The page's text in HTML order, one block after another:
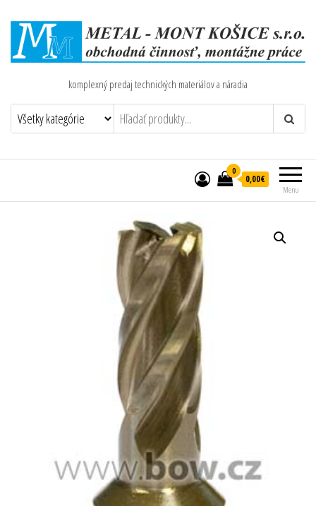
komplexný predaj technických materiálov a náradia
Menu
0
0,00€